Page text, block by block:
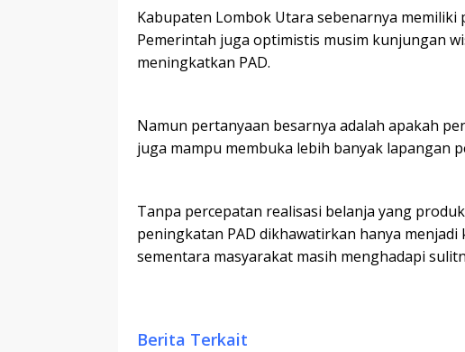
Kabupaten Lombok Utara sebenarnya
Pemerintah juga optimistis musim kunjungan
meningkatkan PAD.
Namun pertanyaan besarnya adalah apakah
juga mampu membuka lebih banyak lapangan
Tanpa percepatan realisasi belanja yang
peningkatan PAD dikhawatirkan hanya
sementara masyarakat masih menghadapi
Berita Terkait